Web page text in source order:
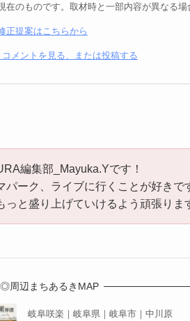
のものです。取材時と一部内容が異なる場
正提案はこちらから
メントを見る、または投稿する
編集部_Mayuka.Yです！
パーク、ライブに行くことが好きで
っと盛り上げていけるよう頑張りま
周辺まちあるきMAP
岐阜咲楽｜岐阜県｜岐阜市｜中川原